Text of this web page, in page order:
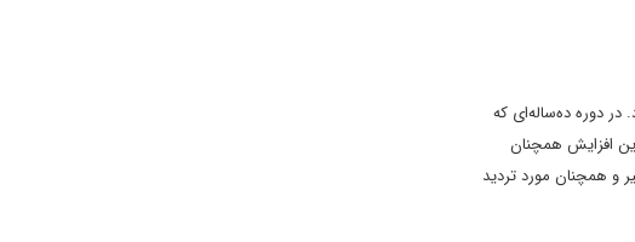
در دوره ده‌ساله‌ای که
افزایش همچنان
و همچنان مورد تردید